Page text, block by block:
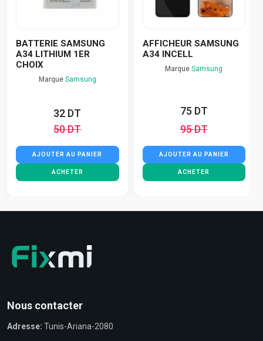
BATTERIE SAMSUNG
A34 LITHIUM 1ER
CHOIX
Marque Samsung
32 DT
50 DT
AJOUTER AU PANIER
ACHETER
AFFICHEUR SAMSUNG
A34 INCELL
MarqueSamsung
75 DT
95 DT
AJOUTER AU PANIER
ACHETER
Nous contacter
Adresse: Tunis-Ariana-2080